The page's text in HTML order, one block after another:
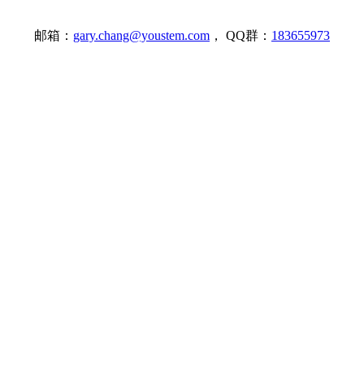
邮箱： gary.chang@youstem.com ， QQ群： 183655973